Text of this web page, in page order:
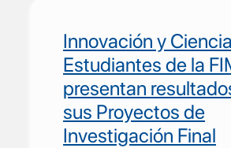
Innovación y
Estudiantes de la
presentan
sus Proyectos de
Investigación Final